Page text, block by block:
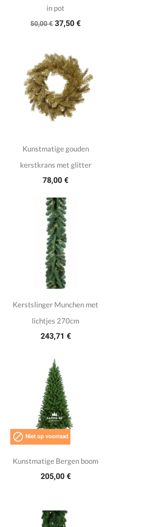
in pot
50,00 € 37,50 €
Kunstmatige gouden
kerstkrans met glitter
78,00 €
Kerstslinger Munchen met
lichtjes 270cm
243,71 €
 Niet op voorraad
Kunstmatige Bergen boom
205,00 €